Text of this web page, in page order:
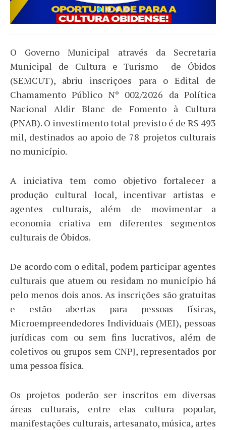
O Governo Municipal através da Secretaria
Municipal de Cultura e Turismo de Óbidos
(SEMCUT), abriu inscrições para o Edital de
Chamamento Público Nº 002/2026 da Política
Nacional Aldir Blanc de Fomento à Cultura
(PNAB). O investimento total previsto é de R$ 493
mil, destinados ao apoio de 78 projetos culturais
no município.
A iniciativa tem como objetivo fortalecer a
produção cultural local, incentivar artistas e
agentes culturais, além de movimentar a
economia criativa em diferentes segmentos
culturais de Óbidos.
De acordo com o edital, podem participar agentes
culturais que atuem ou residam no município há
pelo menos dois anos. As inscrições são gratuitas
e estão abertas para pessoas físicas,
Microempreendedores Individuais (MEI), pessoas
jurídicas com ou sem fins lucrativos, além de
coletivos ou grupos sem CNPJ, representados por
uma pessoa física.
Os projetos poderão ser inscritos em diversas
áreas culturais, entre elas cultura popular,
manifestações culturais, artesanato, música, artes